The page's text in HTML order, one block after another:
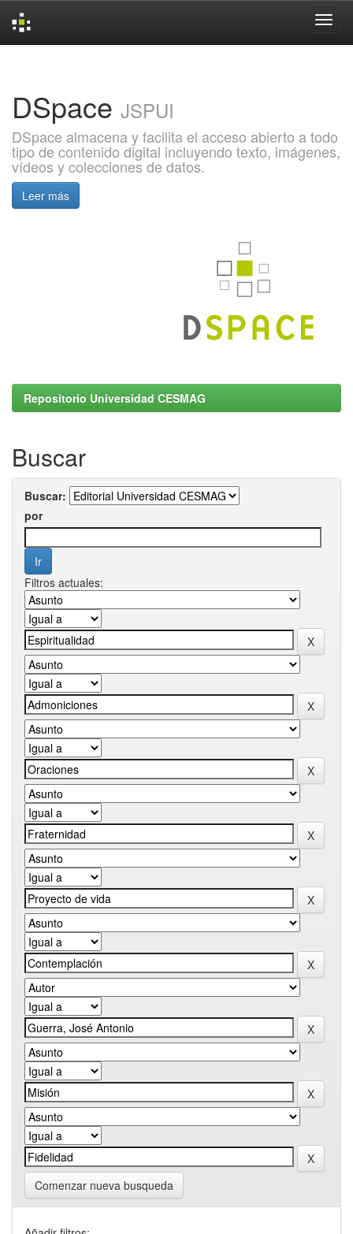
DSpace JSPUI
DSpace almacena y facilita el acceso abierto a todo
tipo de contenido digital incluyendo texto, imágenes,
vídeos y colecciones de datos.
Leer más
Repositorio Universidad CESMAG
Buscar
Buscar:
por
Filtros actuales:
Comenzar nueva busqueda